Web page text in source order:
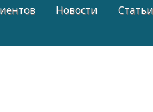
Новости Статьи